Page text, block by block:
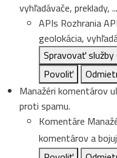
vyhľadávače, preklady, ...
APIs Rozhrania
geolokácia,
Spravovať služby
Povoliť
Manažéri komentárov
proti spamu.
Komentáre
komentárov a